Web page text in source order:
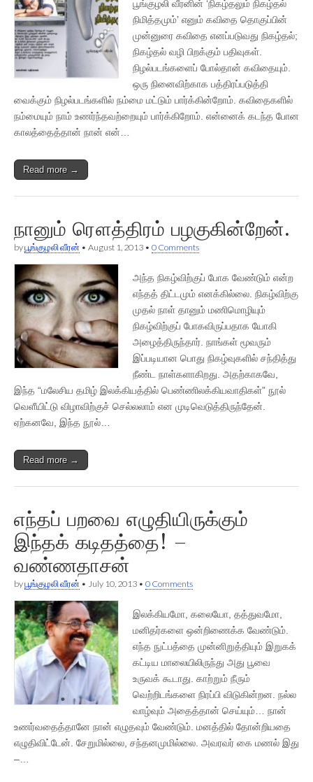
பூங்குழலி வீரனின் ‘நிகழ்தலும் நிகழ்தல்
நிமித்தமும்’ எனும் கவிதை தொகுப்பின்
முன்னுரை கவிதை எனப்படுவது நிகழ்தல்;
நிகழ்தல் வழி பிறக்கும் பதிவுகள்.
நிழல்படங்களைப் போல்தான் கவிதையும்.
ஒரு நினைவிற்காக பத்திரப்படுத்தி
வைக்கும் நிழல்படங்களில் நம்மை மட்டும் பார்க்கின்றோம். கவிதைகளில்
நம்மையும் நாம் உணர்ந்தவற்றையும் பார்க்கிறோம். என்னைக் கடந்த போன
காலத்தைத்தான் நான் என்…
Read more →
நானும் ரௌத்திரம் பழகுகின்றேன்.
byபூங்குழலி வீரன் • August 1, 2013 • 0 Comments
அந்த நிகழ்விற்குப் போக வேண்டும் என்ற
எந்தத் திட்டமும் எனக்கில்லை. நிகழ்விற்கு
முதல் நாள் தானும் மணிமொழியும்
நிகழ்விற்குப் போகவிருப்பதாக யோகி
அழைத்திருந்தார். நாங்கள் மூவரும்
இப்படியான பொது நிகழ்வுகளில் சந்தித்து
நீண்ட நாள்களாகிறது. அதற்காகவே,
இந்த “மலேசிய தமிழ் இலக்கியத்தில் பெண்ணிலக்கியவாதிகள்” நூல்
வெளீயிட்டு விழாவிற்குச் செல்லலாம் என முடிவெடுத்திருந்தேன்.
ஏற்கனவே, இந்த நூல்…
Read more →
எந்தப் பறவை எழுதியிருக்கும்
இந்தக் கடிதத்தை! –
வண்ணதாசன்
byபூங்குழலி வீரன் • July 10, 2013 • 0 Comments
இலக்கியமோ, கலையோ, தத்துவமோ,
மனிதர்களை ஒன்றிணைக்க வேண்டும்.
எந்த நுட்பத்தை முன்னிறுத்தியும் இறுகக்
கட்டிய மாலையிலிருந்து அது பூவை
உருவக் கூடாது. காற்றும் நீரும்
வெற்றிடங்களை நிரப்பி விடுகின்றன. நல்ல
வாழ்வும் அதைத்தான் செய்யும்… நான்
உணர்வதைத்தானே நான் எழுதவும் வேண்டும். மனத்தில் தோன்றியதை
எழுதிவிட்டேன். சேறுமில்லை, சந்தனமுமில்லை. அவரவர் கை மணல் இது
–…